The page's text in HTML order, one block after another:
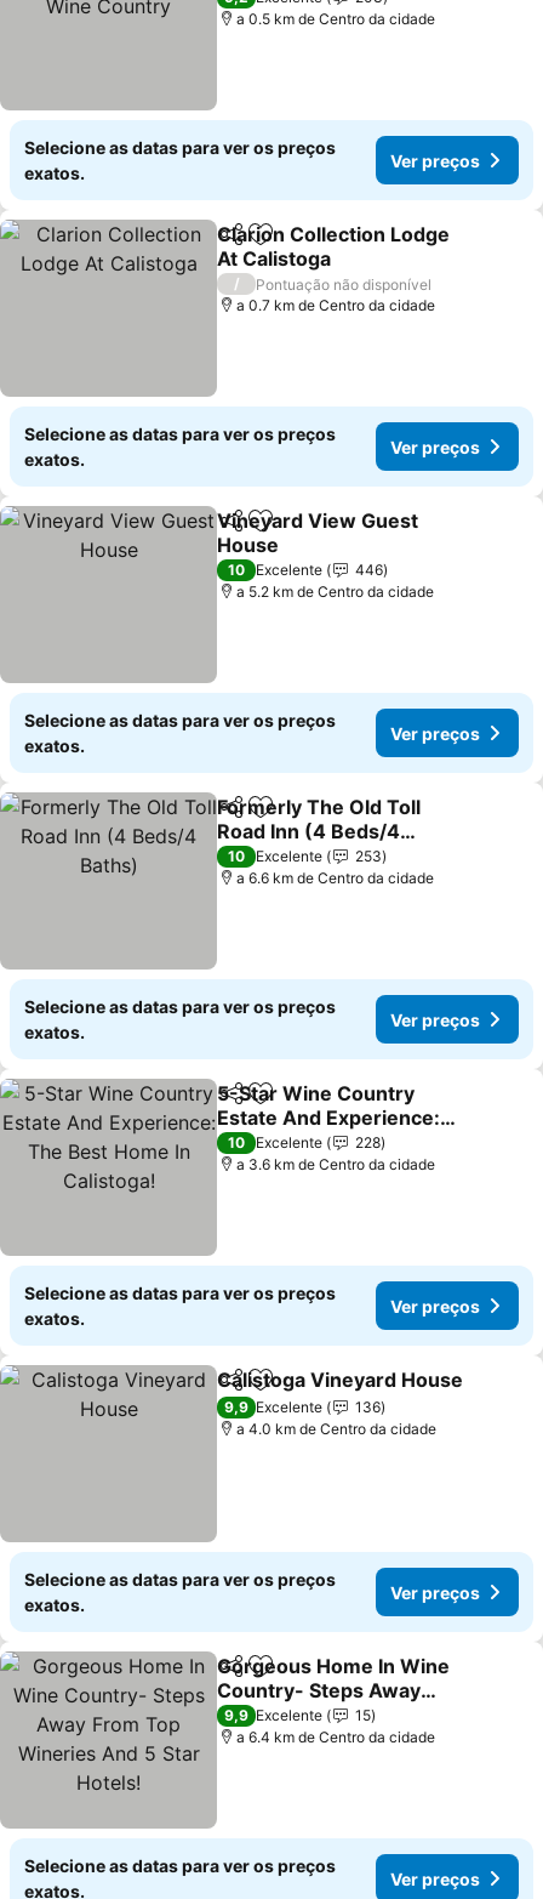
a 0.5 km de Centro da cidade
Selecione as datas para ver os preços
exatos.
Ver preços
PartilharAdicionar aos favoritos
Clarion Collection Lodge
At Calistoga
/
Pontuação não disponível
a 0.7 km de Centro da cidade
Selecione as datas para ver os preços
exatos.
Ver preços
PartilharAdicionar aos favoritos
Vineyard View Guest
House
10 Excelente
446
a 5.2 km de Centro da cidade
Selecione as datas para ver os preços
exatos.
Ver preços
PartilharAdicionar aos favoritos
Formerly The Old Toll
Road Inn (4 Beds/4
Baths)
10 Excelente
253
a 6.6 km de Centro da cidade
Selecione as datas para ver os preços
exatos.
Ver preços
PartilharAdicionar aos favoritos
5-Star Wine Country
Estate And Experience:
The Best Home In
Calistoga!
10 Excelente
228
a 3.6 km de Centro da cidade
Selecione as datas para ver os preços
exatos.
Ver preços
PartilharAdicionar aos favoritos
Calistoga Vineyard House
9,9 Excelente
136
a 4.0 km de Centro da cidade
Selecione as datas para ver os preços
exatos.
Ver preços
PartilharAdicionar aos favoritos
Gorgeous Home In Wine
Country- Steps Away
From Top Wineries And 5
Star Hotels!
9,9 Excelente
15
a 6.4 km de Centro da cidade
Selecione as datas para ver os preços
exatos.
Ver preços